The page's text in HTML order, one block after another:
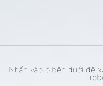
Nhấn vào ô bên dưới để